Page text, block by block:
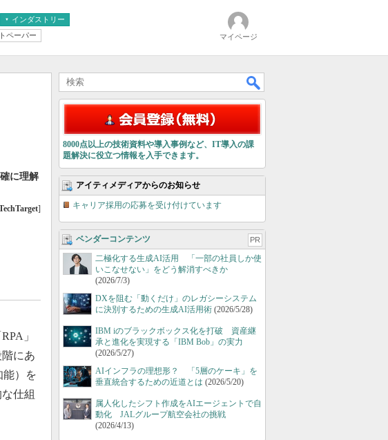
インダストリー
ペーパー マイページ
に理解
]
」
にあ
能）を
仕組
8000点以上の技術資料や導入事例など、IT導入の課
題解決に役立つ情報を入手できます。
アイティメディアからのお知らせ
キャリア採用の応募を受け付けています
ベンダーコンテンツ PR
二極化する生成AI活用 「一部の社員しか使
いこなせない」をどう解消すべきか
(2026/7/3)
DXを阻む「動くだけ」のレガシーシステム
に決別するための生成AI活用術 (2026/5/28)
IBM iのブラックボックス化を打破 資産継
承と進化を実現する「IBM Bob」の実力
(2026/5/27)
AIインフラの理想形？ 「5層のケーキ」を
垂直統合するための近道とは (2026/5/20)
属人化したシフト作成をAIエージェントで自
動化 JALグループ航空会社の挑戦
(2026/4/13)